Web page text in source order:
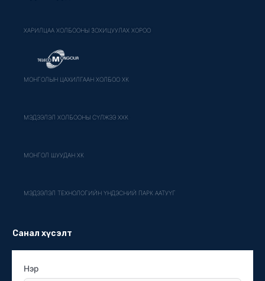
ХАРИЛЦАА ХОЛБООНЫ ЗОХИЦУУЛАХ ХОРОО
МОНГОЛЫН ЦАХИЛГААН ХОЛБОО ХК
МЭДЭЭЛЭЛ ХОЛБООНЫ СҮЛЖЭЭ ХХК
МОНГОЛ ШУУДАН ХК
МЭДЭЭЛЭЛ ТЕХНОЛОГИЙН ҮНДЭСНИЙ ПАРК ААТУҮГ
Санал хүсэлт
Нэр